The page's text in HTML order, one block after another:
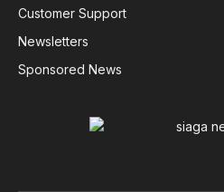
Customer Support
Newsletters
Sponsored News